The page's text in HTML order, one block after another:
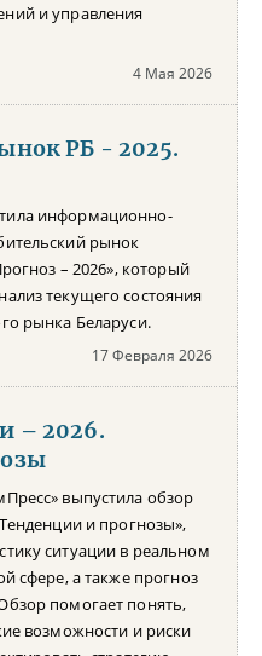
и управления
4 Мая 2026
РБ - 2025.
информационно-
рынок
– 2026», который
текущего состояния
рынка Беларуси.
17 Февраля 2026
– 2026.
выпустила обзор
и прогнозы»,
ситуации в реальном
сфере, а также прогноз
помогает понять,
возможности и риски